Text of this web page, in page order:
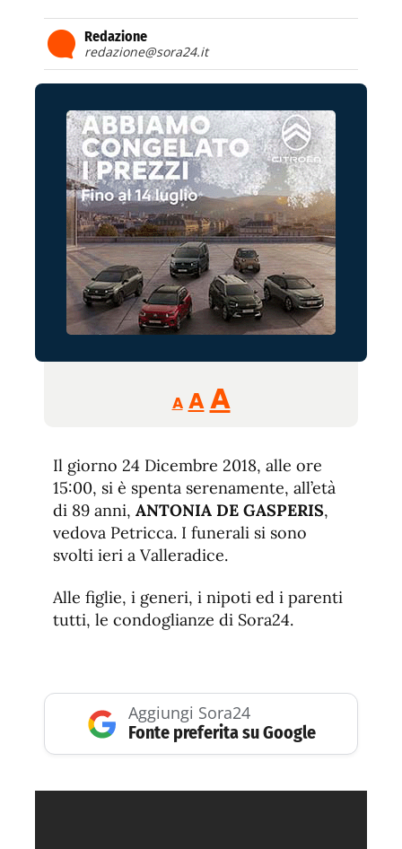
Redazione
redazione@sora24.it
A
Reducir
tamaño
A Restablecer
de
fuente
AAumentar
de
fuente.
Il giorno 24 Dicembre 2018, alle ore
15:00, si è spenta serenamente, all’età
di 89 anni, ANTONIA DE GASPERIS,
vedova Petricca. I funerali si sono
svolti ieri a Valleradice.
Alle figlie, i generi, i nipoti ed i parenti
tutti, le condoglianze di Sora24.
Aggiungi Sora24
Fonte preferita su Google